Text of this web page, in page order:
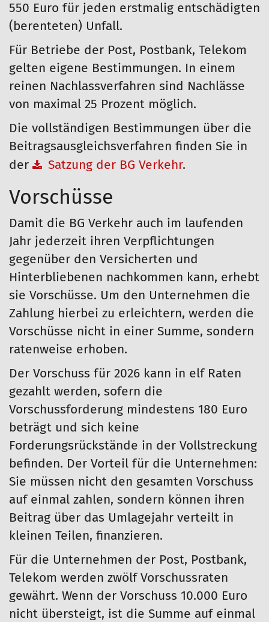
550 Euro für jeden erstmalig entschädigten
(berenteten) Unfall.
Für Betriebe der Post, Postbank, Telekom
gelten eigene Bestimmungen. In einem
reinen Nachlassverfahren sind Nachlässe
von maximal 25 Prozent möglich.
Die vollständigen Bestimmungen über die
Beitragsausgleichsverfahren finden Sie in
der
Satzung der BG Verkehr.
Vorschüsse
Damit die BG Verkehr auch im laufenden
Jahr jederzeit ihren Verpflichtungen
gegenüber den Versicherten und
Hinterbliebenen nachkommen kann, erhebt
sie Vorschüsse. Um den Unternehmen die
Zahlung hierbei zu erleichtern, werden die
Vorschüsse nicht in einer Summe, sondern
ratenweise erhoben.
Der Vorschuss für 2026 kann in elf Raten
gezahlt werden, sofern die
Vorschussforderung mindestens 180 Euro
beträgt und sich keine
Forderungsrückstände in der Vollstreckung
befinden. Der Vorteil für die Unternehmen:
Sie müssen nicht den gesamten Vorschuss
auf einmal zahlen, sondern können ihren
Beitrag über das Umlagejahr verteilt in
kleinen Teilen, finanzieren.
Für die Unternehmen der Post, Postbank,
Telekom werden zwölf Vorschussraten
gewährt. Wenn der Vorschuss 10.000 Euro
nicht übersteigt, ist die Summe auf einmal